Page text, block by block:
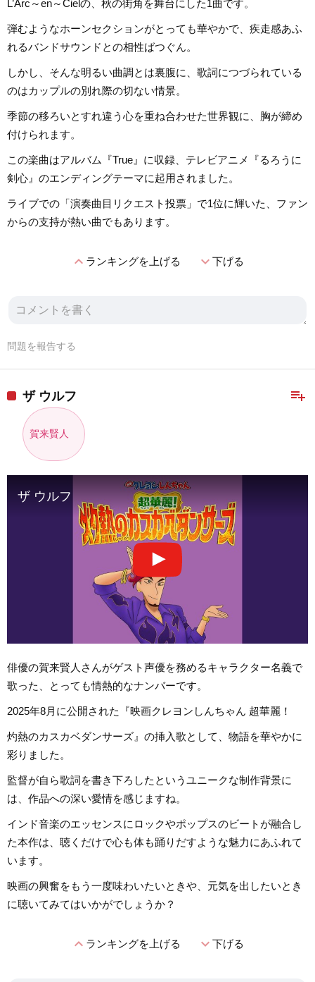
L’Arc～en～Cielの、秋の街角を舞台にした1曲です。
弾むようなホーンセクションがとっても華やかで、疾走感あふ
れるバンドサウンドとの相性ばつぐん。
しかし、そんな明るい曲調とは裏腹に、歌詞につづられている
のはカップルの別れ際の切ない情景。
季節の移ろいとすれ違う心を重ね合わせた世界観に、胸が締め
付けられます。
この楽曲はアルバム『True』に収録、テレビアニメ『るろうに
剣心』のエンディングテーマに起用されました。
ライブでの「演奏曲目リクエスト投票」で1位に輝いた、ファン
からの支持が熱い曲でもあります。
expand_lessランキングを上げる expand_more下げる
問題を報告する
playlist_add
ザ ウルフ
賀来賢人
ザ ウルフ
俳優の賀来賢人さんがゲスト声優を務めるキャラクター名義で
歌った、とっても情熱的なナンバーです。
2025年8月に公開された『映画クレヨンしんちゃん 超華麗！
灼熱のカスカベダンサーズ』の挿入歌として、物語を華やかに
彩りました。
監督が自ら歌詞を書き下ろしたというユニークな制作背景に
は、作品への深い愛情を感じますね。
インド音楽のエッセンスにロックやポップスのビートが融合し
た本作は、聴くだけで心も体も踊りだすような魅力にあふれて
います。
映画の興奮をもう一度味わいたいときや、元気を出したいとき
に聴いてみてはいかがでしょうか？
expand_lessランキングを上げる expand_more下げる